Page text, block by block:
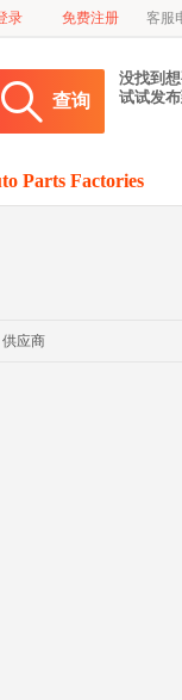
录 免费注册 客服
查询
没找到
试试发
Parts Factories
供应商